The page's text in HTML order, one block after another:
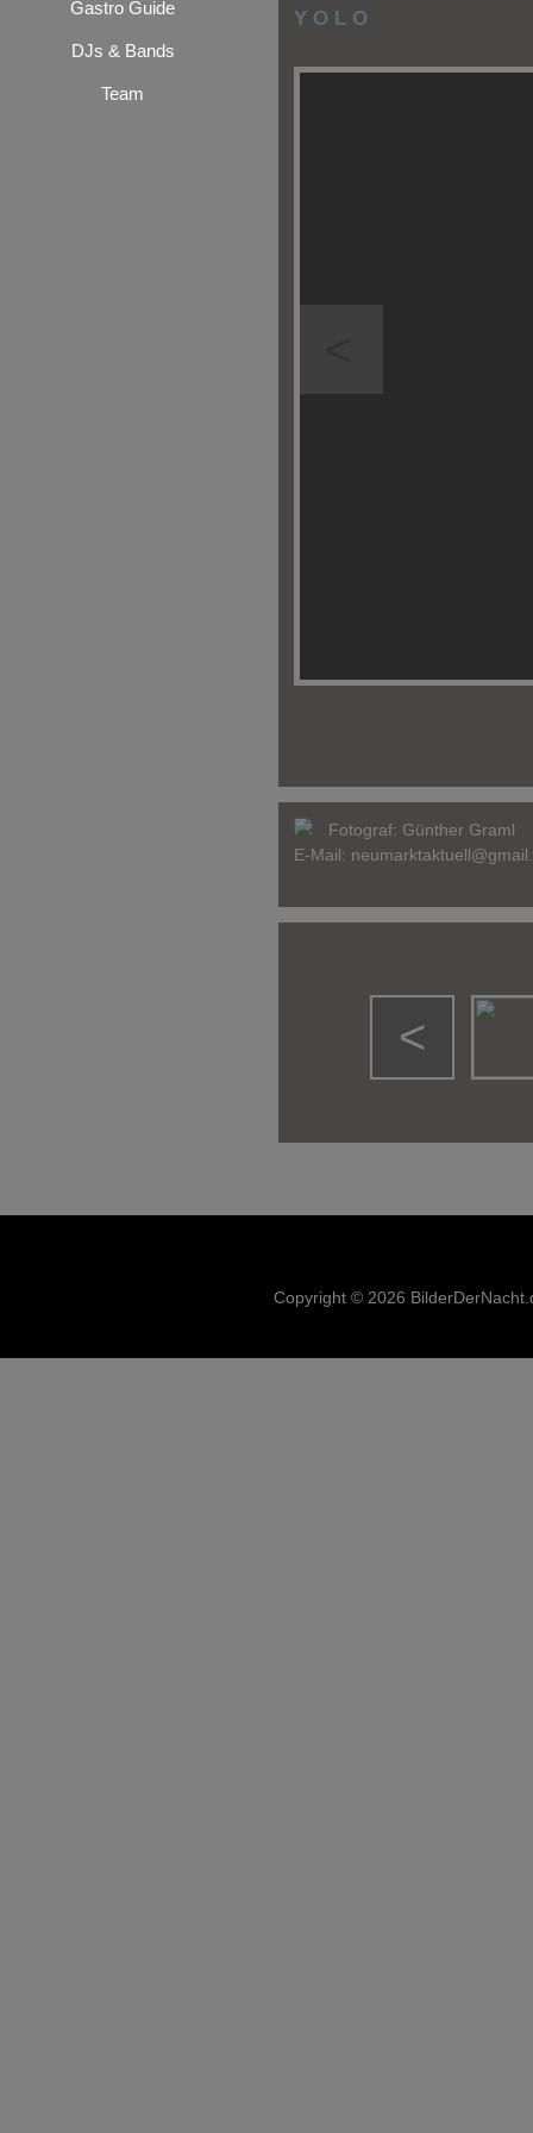
Gastro Guide
DJs & Bands
Team
Y O L O
Fotograf: Günther Graml
E-Mail:
<
Copyright © 2026